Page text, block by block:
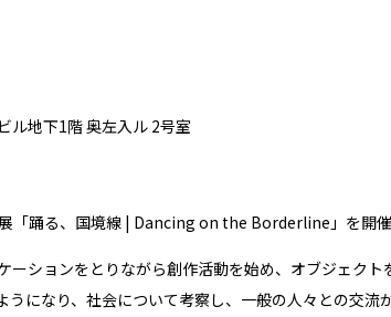
ル地下1階 奥左入ル 2号室
踊る、国境線 | Dancing on the Borderline」を開催
ションをとりながら創作活動を始め、オブジェク
になり、社会について考察し、一般の人々との交流